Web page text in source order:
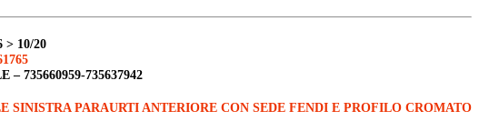
> 10/20
– 735660959-735637942
SINISTRA PARAURTI ANTERIORE CON SEDE FENDI E PROFILO CROMATO